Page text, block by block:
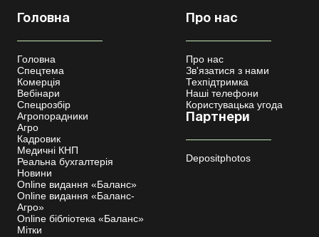
Головна
Головна
Спецтема
Комерція
Вебінари
Спецрозбір
Агропорадники
Агро
Кадровик
Медичні КНП
Реальна бухгалтерія
Новини
Online видання «Баланс»
Online видання «Баланс-
Агро»
Online бібліотека «Баланс»
Мітки
Про нас
Про нас
Зв'язатися з нами
Техпідтримка
Наші телефони
Користувацька угода
Партнери
Depositphotos